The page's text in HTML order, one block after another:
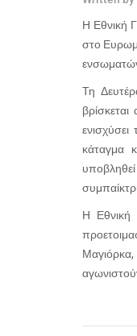
Η Εθνική
στο
Τη
κάταγμα
Η Εθνική